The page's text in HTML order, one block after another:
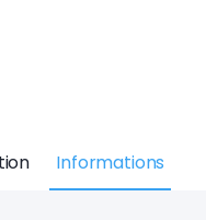
Informations